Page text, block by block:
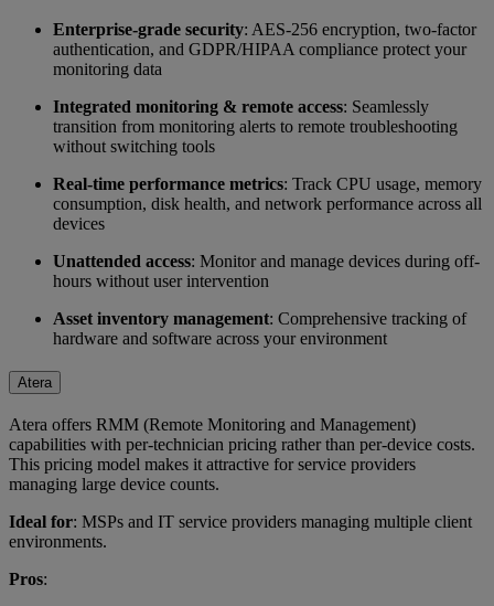
Enterprise-grade security: AES-256 encryption, two-factor
authentication, and GDPR/HIPAA compliance protect your
monitoring data
Integrated monitoring & remote access: Seamlessly
transition from monitoring alerts to remote troubleshooting
without switching tools
Real-time performance metrics: Track CPU usage, memory
consumption, disk health, and network performance across all
devices
Unattended access: Monitor and manage devices during off-
hours without user intervention
Asset inventory management: Comprehensive tracking of
hardware and software across your environment
Atera
Atera offers RMM (Remote Monitoring and Management)
capabilities with per-technician pricing rather than per-device costs.
This pricing model makes it attractive for service providers
managing large device counts.
Ideal for: MSPs and IT service providers managing multiple client
environments.
Pros: